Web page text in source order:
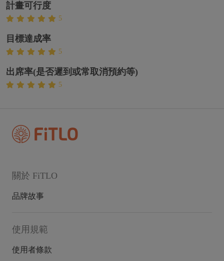
計畫可行度
5
目標達成率
5
出席率(是否遲到或常取消預約等)
5
關於 FiTLO
品牌故事
使用規範
使用者條款